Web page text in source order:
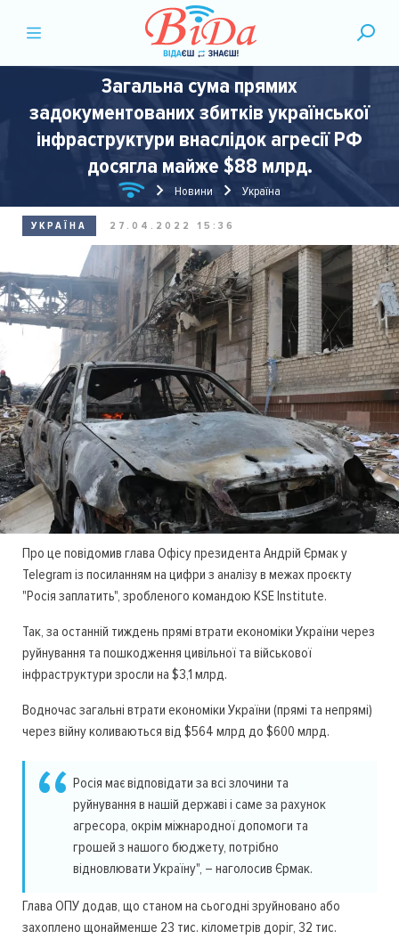
Загальна сума прямих
задокументованих збитків української
інфраструктури внаслідок агресії РФ
досягла майже $88 млрд.
Новини Україна
УКРАЇНА 27.04.2022 15:36
Про це повідомив глава Офісу президента Андрій Єрмак у
Telegram із посиланням на цифри з аналізу в межах проєкту
"Росія заплатить", зробленого командою KSE Institute.
Так, за останній тиждень прямі втрати економіки України через
руйнування та пошкодження цивільної та військової
інфраструктури зросли на $3,1 млрд.
Водночас загальні втрати економіки України (прямі та непрямі)
через війну коливаються від $564 млрд до $600 млрд.
Росія має відповідати за всі злочини та
руйнування в нашій державі і саме за рахунок
агресора, окрім міжнародної допомоги та
грошей з нашого бюджету, потрібно
відновлювати Україну", – наголосив Єрмак.
Глава ОПУ додав, що станом на сьогодні зруйновано або
захоплено щонайменше 23 тис. кілометрів доріг, 32 тис.